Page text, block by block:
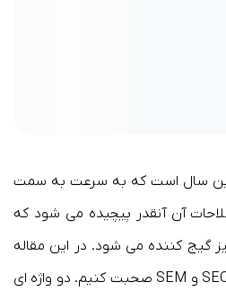
سال است که به سرعت به سمت
آن آنقدر پیچیده می شود که
گیج کننده می شود. در این مقاله
می خواهیم درباره ی تفاوت SEO و SEM صحبت کنیم. دو واژه ای